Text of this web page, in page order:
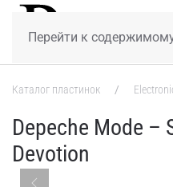
Перейти к
Каталог пластинок
Depeche Mode –
Devotion